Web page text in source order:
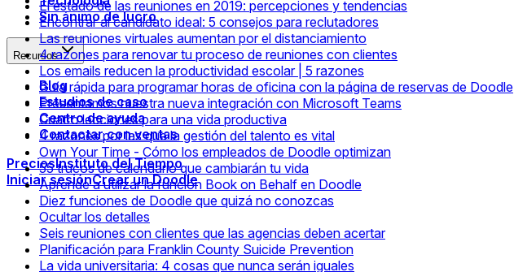
Sin ánimo de lucro
Recursos
Blog
Estudios de caso
Centro de ayuda
Contactar con ventas
PreciosInstituto del Tiempo
Iniciar sesiónCrear un Doodle
El estado de las reuniones en 2019: percepciones y tendencias
Encontrar al candidato ideal: 5 consejos para reclutadores
Las reuniones virtuales aumentan por el distanciamiento
4 razones para renovar tu proceso de reuniones con clientes
Los emails reducen la productividad escolar | 5 razones
Guía rápida para programar horas de oficina con la página de reservas de Doodle
Presentamos nuestra nueva integración con Microsoft Teams
Cuatro lecciones para una vida productiva
4 razones por las que la gestión del talento es vital
Own Your Time - Cómo los empleados de Doodle optimizan
55 trucos de calendario que cambiarán tu vida
Aprende a utilizar la función Book on Behalf en Doodle
Diez funciones de Doodle que quizá no conozcas
Ocultar los detalles
Seis reuniones con clientes que las agencias deben acertar
Planificación para Franklin County Suicide Prevention
La vida universitaria: 4 cosas que nunca serán iguales